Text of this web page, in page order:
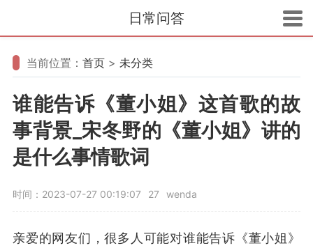
日常问答
当前位置： 首页 > 未分类
谁能告诉《董小姐》这首歌的故
事背景_宋冬野的《董小姐》讲的
是什么事情歌词
时间：2023-07-27 00:19:07 27 wenda
亲爱的网友们，很多人可能对谁能告诉《董小姐》